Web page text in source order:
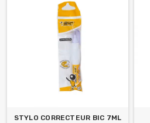
STYLO CORRECTEUR BIC 7ML